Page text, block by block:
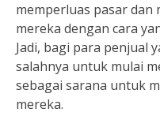
memperluas pasar
mereka dengan cara
Jadi, bagi para penjual
salahnya untuk mulai
sebagai sarana untuk
mereka.